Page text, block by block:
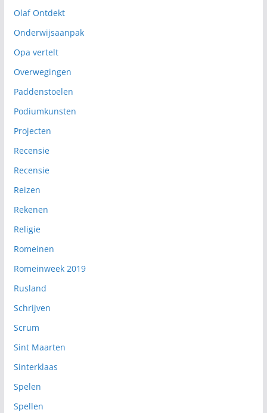
Olaf Ontdekt
Onderwijsaanpak
Opa vertelt
Overwegingen
Paddenstoelen
Podiumkunsten
Projecten
Recensie
Recensie
Reizen
Rekenen
Religie
Romeinen
Romeinweek 2019
Rusland
Schrijven
Scrum
Sint Maarten
Sinterklaas
Spelen
Spellen